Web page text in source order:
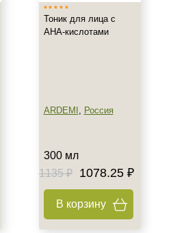
Тоник для лица с
АНА-кислотами
ARDEMI , Россия
300 мл
1135 ₽
1078.25 ₽
В корзину